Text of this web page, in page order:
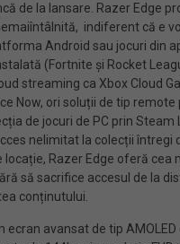
de la lansare. Razer Edge
indiferent că e
Android sau jocuri din
(Fortnite și Rocket
streaming ca Xbox Cloud
Now, ori soluții de tip
de jocuri de PC prin Steam
nelimitat la colecții întregi
locație, Razer Edge oferă cea
să sacrifice accesul de la
conținutului.
ecran avansat de tip